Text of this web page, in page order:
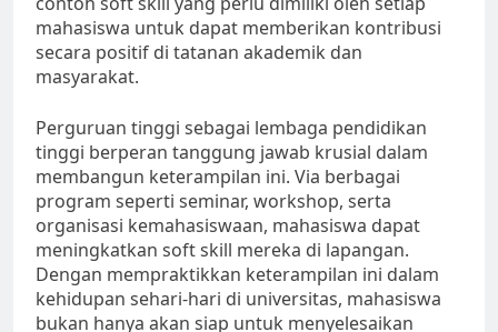
mahasiswa untuk dapat memberikan kontribusi
secara positif di tatanan akademik dan
masyarakat.
Perguruan tinggi sebagai lembaga pendidikan
tinggi berperan tanggung jawab krusial dalam
membangun keterampilan ini. Via berbagai
program seperti seminar, workshop, serta
organisasi kemahasiswaan, mahasiswa dapat
meningkatkan soft skill mereka di lapangan.
Dengan mempraktikkan keterampilan ini dalam
kehidupan sehari-hari di universitas, mahasiswa
bukan hanya akan siap untuk menyelesaikan